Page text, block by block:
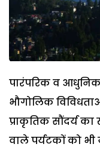
पारंपरिक व
भौगोलिक
प्राकृतिक सौंदर्य
वाले पर्यटकों को